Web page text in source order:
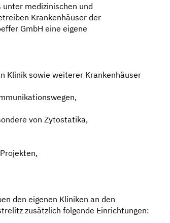
unter medizinischen und
Krankenhäuser der
GmbH eine eigene
Klinik sowie weiterer Krankenhäuser
von Zytostatika,
den eigenen Kliniken an den
zusätzlich folgende Einrichtungen: